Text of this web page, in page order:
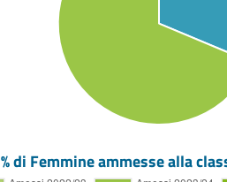
% di Femmine ammesse alla